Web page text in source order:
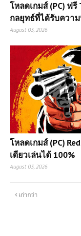
โหลดเกมส์ (PC) ฟรี
กลยุทธ์ที่ได้รับควา
August 03, 2026
โหลดเกมส์ (PC)
เดียวเล่นได้ 100%
August 03, 2026
เก่ากว่า